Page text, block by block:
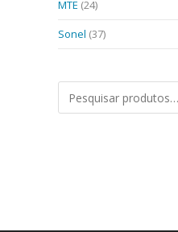
MTE (24)
Sonel (37)